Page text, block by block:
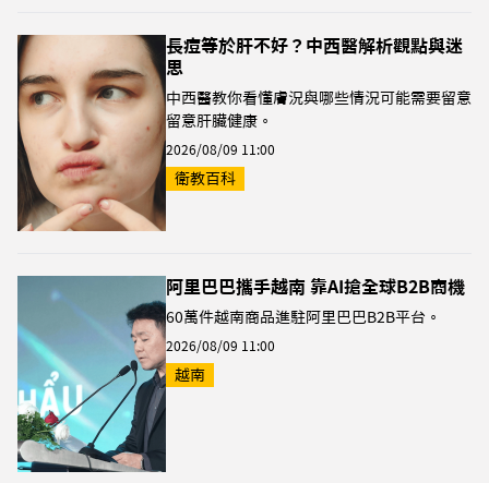
長痘等於肝不好？中西醫解析觀點與迷
思
中西醫教你看懂膚況與哪些情況可能需要留意
留意肝臟健康。
2026/08/09 11:00
衛教百科
阿里巴巴攜手越南 靠AI搶全球B2B商機
60萬件越南商品進駐阿里巴巴B2B平台。
2026/08/09 11:00
越南